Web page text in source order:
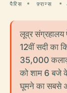
पैरिस फ़्रान्स
लूव्र संग्रहालय
12वीं सदी का
35,000
को शाम 6 बजे
घूमने का सबसे